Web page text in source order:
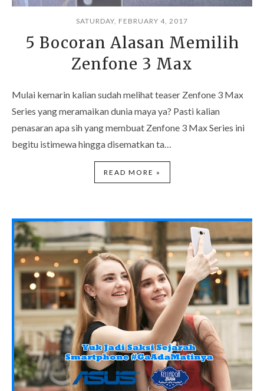
SATURDAY, FEBRUARY 4, 2017
5 Bocoran Alasan Memilih
Zenfone 3 Max
Mulai kemarin kalian sudah melihat teaser Zenfone 3 Max
Series yang meramaikan dunia maya ya? Pasti kalian
penasaran apa sih yang membuat Zenfone 3 Max Series ini
begitu istimewa hingga disematkan ta…
READ MORE »